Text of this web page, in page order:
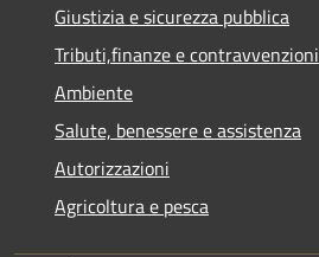
Giustizia e sicurezza pubblica
Tributi,finanze e contravvenzioni
Ambiente
Salute, benessere e assistenza
Autorizzazioni
Agricoltura e pesca